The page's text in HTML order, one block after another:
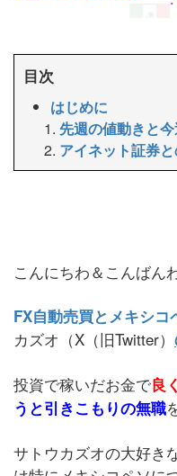
目次
はじめに
先週の値動きと
アイネット証券
こんにちわ＆こんばん
FX自動売買とメキシコ
カズオ（X（旧Twitter）
投資で稼いだお金で良
うと引きこもりの無職
サトウカズオの大好き